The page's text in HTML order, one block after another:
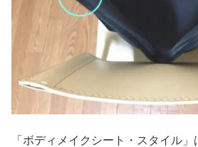
「ボディメイクシート・スタイル